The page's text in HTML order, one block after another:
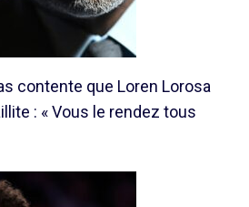
contente que Loren Lorosa
: « Vous le rendez tous